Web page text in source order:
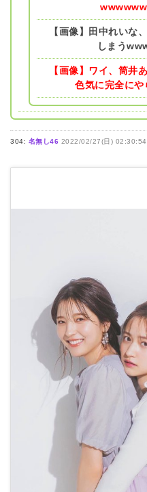
【画像】田中れいな
しまう
【画像】ワイ、筒井
色気に完全に
304: 名無し46 2022/02/27(日)